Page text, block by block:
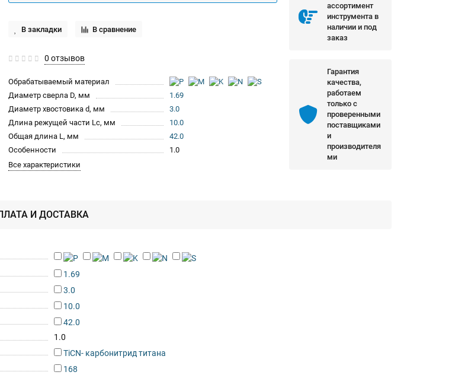
В закладки В сравнение
0 отзывов
Обрабатываемый материал
Диаметр сверла D, мм
1.69
Диаметр хвостовика d, мм
3.0
Длина режущей части Lc, мм
10.0
Общая длина L, мм
42.0
Особенности
1.0
Все характеристики
ассортимент
инструмента в
наличии и под
заказ
Гарантия
качества,
работаем
только с
проверенными
поставщиками
и
производителя
ми
И ДОСТАВКА
1.69
3.0
10.0
42.0
1.0
TiCN- карбонитрид титана
168